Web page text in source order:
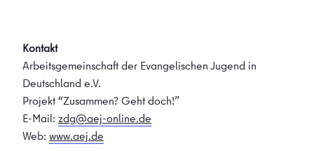
Kontakt
Arbeitsgemeinschaft der Evangelischen Jugend in
Deutschland e.V.
Projekt “Zusammen? Geht doch!”
E-Mail: zdg@aej-online.de
Web: www.aej.de